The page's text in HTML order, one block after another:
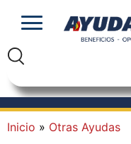
Inicio » Otras Ayudas